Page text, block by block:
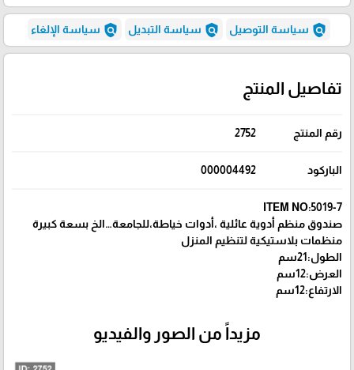
policy سياسة التوصيل policy سياسة التبديل policy سياسة الإلغاء
تفاصيل المنتج
رقم المنتج 2752
الباركود 000004492
ITEM NO:5019-7
صندوق منظم أدوية عائلية ،أدوات خياطة،للجامعة…الخ بسعة كبيرة
منظمات بلاستيكية لتنظيم المنزل
الطول:21سم
العرض:12سم
الارتفاع:12سم
مزيداً من الصور والفيديو